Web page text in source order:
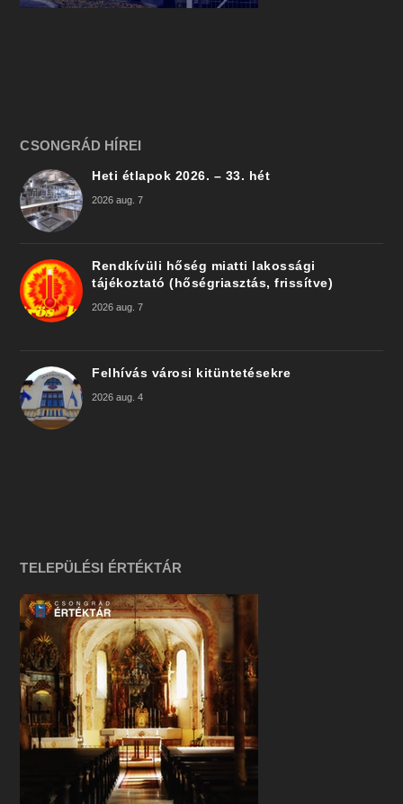
CSONGRÁD HÍREI
Heti étlapok 2026. – 33. hét
2026 aug. 7
Rendkívüli hőség miatti lakossági
tájékoztató (hőségriasztás, frissítve)
2026 aug. 7
Felhívás városi kitüntetésekre
2026 aug. 4
TELEPÜLÉSI ÉRTÉKTÁR